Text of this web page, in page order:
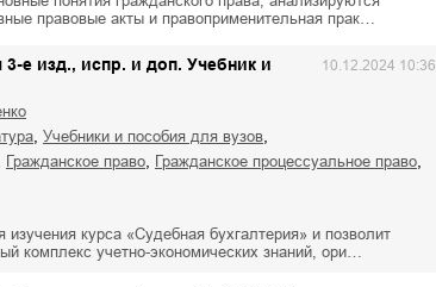
правовые акты и правоприменительная прак…
3-е изд., испр. и доп. Учебник и
10.12.2024 10:36
учебники и пособия для вузов
гражданское право гражданское процессуальное право
изучения курса «Судебная бухгалтерия» и позволит
комплекс учетно-экономических знаний, ори…